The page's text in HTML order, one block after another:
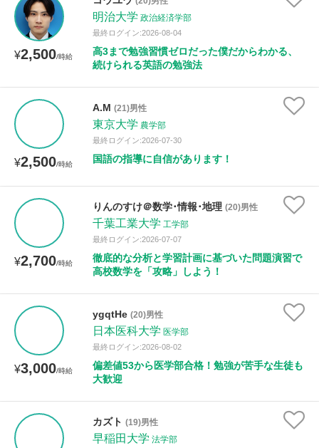
¥2,500/時給
明治大学 政治経済学部
最終ログイン:2026-08-04
高3まで勉強習慣ゼロだった僕だからわかる、
続けられる英語の勉強法
¥2,500/時給
A.M (21)男性
東京大学 農学部
最終ログイン:2026-07-30
国語の指導に自信があります！
¥2,700/時給
りんのすけ＠数学･情報･地理 (20)男性
千葉工業大学 工学部
最終ログイン:2026-07-07
徹底的な分析と学習計画に基づいた問題演習で
高校数学を「攻略」しよう！
¥3,000/時給
ygqtHe (20)男性
日本医科大学 医学部
最終ログイン:2026-08-02
偏差値53から医学部合格！勉強が苦手な生徒も
大歓迎
カズト (19)男性
早稲田大学 法学部